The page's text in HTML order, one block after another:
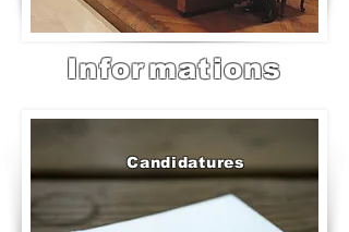
Informations
Candidatures